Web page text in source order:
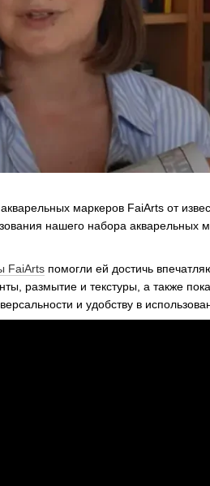
маркеров FaiArts от
нашего набора акварельных
FaiArts помогли ей достичь
размытие и текстуры, а также
и удобству в